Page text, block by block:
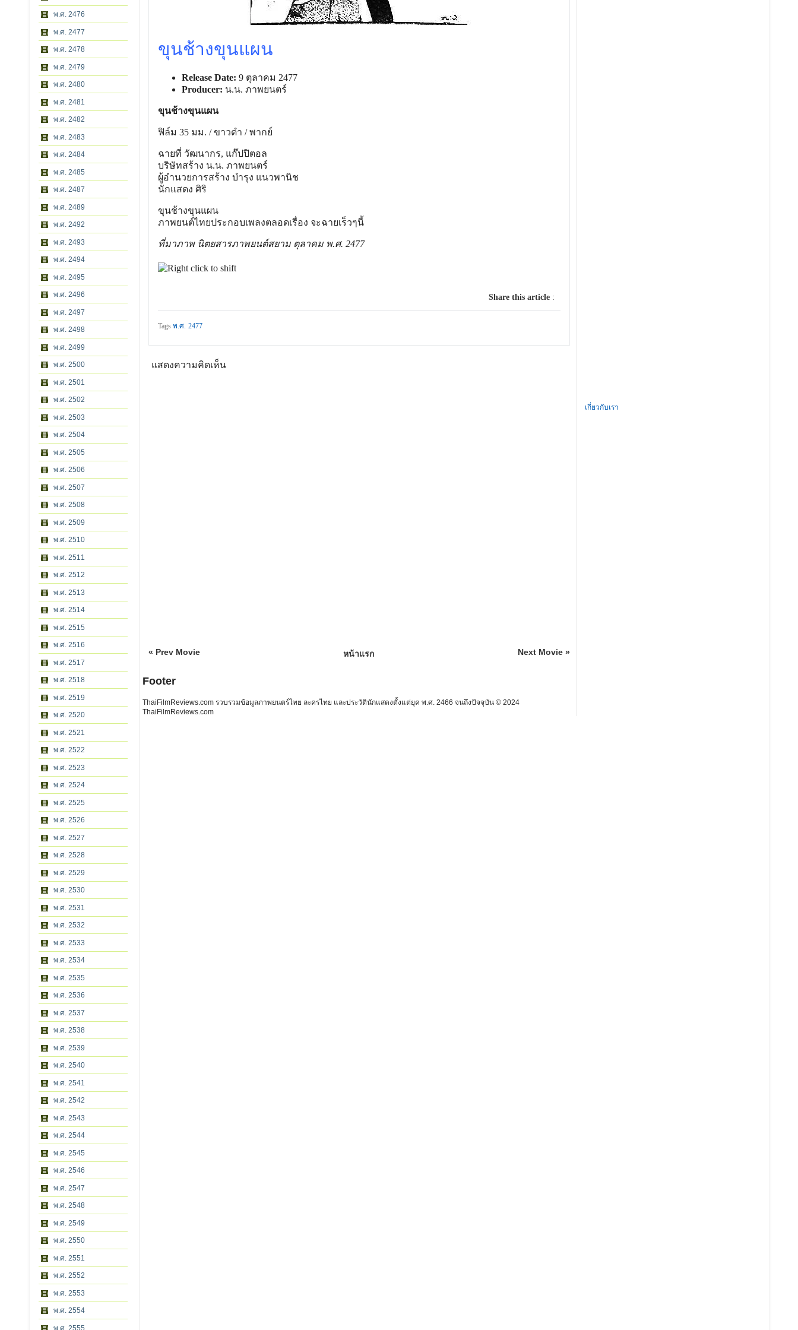
พ.ศ. 2476
พ.ศ. 2477
พ.ศ. 2478
พ.ศ. 2479
พ.ศ. 2480
พ.ศ. 2481
พ.ศ. 2482
พ.ศ. 2483
พ.ศ. 2484
พ.ศ. 2485
พ.ศ. 2487
พ.ศ. 2489
พ.ศ. 2492
พ.ศ. 2493
พ.ศ. 2494
พ.ศ. 2495
พ.ศ. 2496
พ.ศ. 2497
พ.ศ. 2498
พ.ศ. 2499
พ.ศ. 2500
พ.ศ. 2501
พ.ศ. 2502
พ.ศ. 2503
พ.ศ. 2504
พ.ศ. 2505
พ.ศ. 2506
พ.ศ. 2507
พ.ศ. 2508
พ.ศ. 2509
พ.ศ. 2510
พ.ศ. 2511
พ.ศ. 2512
พ.ศ. 2513
พ.ศ. 2514
พ.ศ. 2515
พ.ศ. 2516
พ.ศ. 2517
พ.ศ. 2518
พ.ศ. 2519
พ.ศ. 2520
พ.ศ. 2521
พ.ศ. 2522
พ.ศ. 2523
พ.ศ. 2524
พ.ศ. 2525
พ.ศ. 2526
พ.ศ. 2527
พ.ศ. 2528
พ.ศ. 2529
พ.ศ. 2530
พ.ศ. 2531
พ.ศ. 2532
พ.ศ. 2533
พ.ศ. 2534
พ.ศ. 2535
พ.ศ. 2536
พ.ศ. 2537
พ.ศ. 2538
พ.ศ. 2539
พ.ศ. 2540
พ.ศ. 2541
พ.ศ. 2542
พ.ศ. 2543
พ.ศ. 2544
พ.ศ. 2545
พ.ศ. 2546
พ.ศ. 2547
พ.ศ. 2548
พ.ศ. 2549
พ.ศ. 2550
พ.ศ. 2551
พ.ศ. 2552
พ.ศ. 2553
พ.ศ. 2554
พ.ศ. 2555
ขุนช้างขุนแผน
Release Date: 9 ตุลาคม 2477
Producer: น.น. ภาพยนตร์
ขุนช้างขุนแผน
ฟิล์ม 35 มม. / ขาวดํา / พากย์
ฉายที่ วัฒนากร, แก๊ปปิตอล
บริษัทสร้าง น.น. ภาพยนตร์
ผู้อํานวยการสร้าง บํารุง แนวพานิช
นักแสดง ศิริ
ขุนช้างขุนแผน
ภาพยนต์ไทยประกอบเพลงตลอดเรื่อง จะฉายเร็วๆนี้
ที่มาภาพ นิตยสารภาพยนต์สยาม ตุลาคม พ.ศ. 2477
Share this article:
Tagsพ.ศ. 2477
แสดงความคิดเห็น
« Prev Movie Next Movie »
หน้าแรก
Footer
ThaiFilmReviews.com รวบรวมข้อมูลภาพยนตร์ไทย ละครไทย และประวัตินักแสดงตั้งแต่ยุค พ.ศ. 2466 จนถึงปัจจุบัน © 2024
ThaiFilmReviews.com
เกี่ยวกับเรา